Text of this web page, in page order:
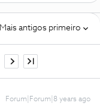
Mais antigos primeiro
Forum|Forum|8 years ago